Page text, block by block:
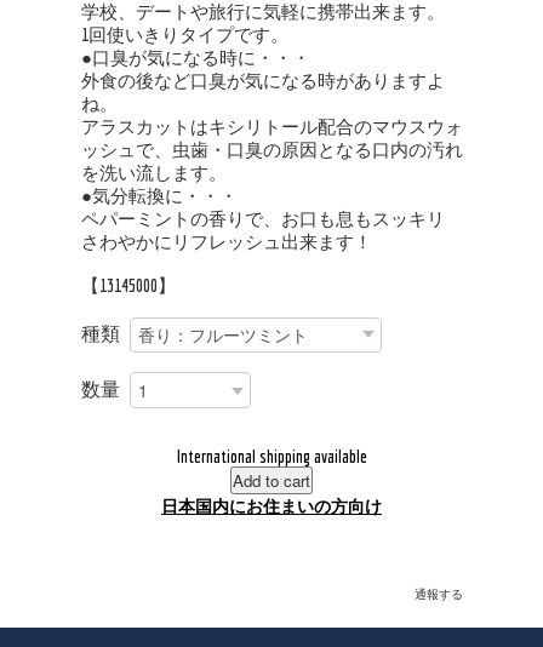
学校、デートや旅行に気軽に携帯出来ます。
1回使いきりタイプです。
●口臭が気になる時に・・・
外食の後など口臭が気になる時がありますよ
ね。
アラスカットはキシリトール配合のマウスウォ
ッシュで、虫歯・口臭の原因となる口内の汚れ
を洗い流します。
●気分転換に・・・
ペパーミントの香りで、お口も息もスッキリ
さわやかにリフレッシュ出来ます！
【13145000】
種類
数量
International shipping available
Add to cart
日本国内にお住まいの方向け
通報する